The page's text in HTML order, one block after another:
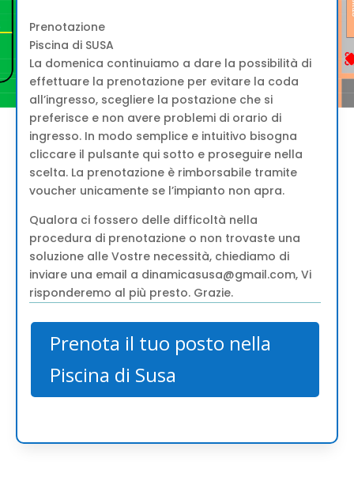
Prenotazione
Piscina di SUSA
La domenica continuiamo a dare la possibilità di
effettuare la prenotazione per evitare la coda
all’ingresso, scegliere la postazione che si
preferisce e non avere problemi di orario di
ingresso. In modo semplice e intuitivo bisogna
cliccare il pulsante qui sotto e proseguire nella
scelta. La prenotazione è rimborsabile tramite
voucher unicamente se l’impianto non apra.
Qualora ci fossero delle difficoltà nella
procedura di prenotazione o non trovaste una
soluzione alle Vostre necessità, chiediamo di
inviare una email a dinamicasusa@gmail.com, Vi
risponderemo al più presto. Grazie.
Prenota il tuo posto nella
Piscina di Susa